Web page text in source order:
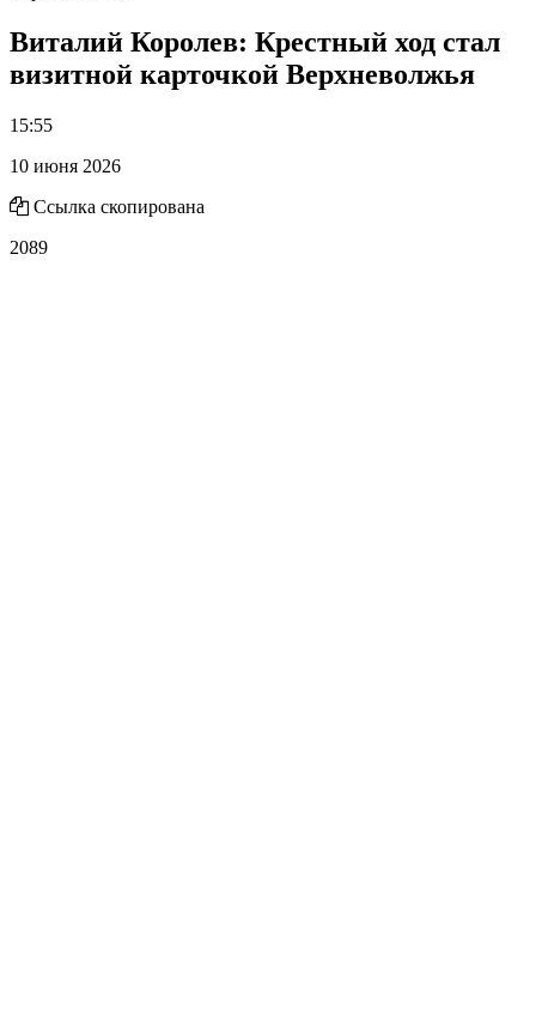
Виталий Королев: Крестный ход стал
визитной карточкой Верхневолжья
15:55
10 июня 2026
Ссылка скопирована
2089